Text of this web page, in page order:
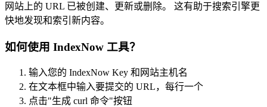
网站上的 URL 已被创建、更新或删除。 这有助于搜索引擎更
快地发现和索引新内容。
如何使用 IndexNow 工具？
输入您的 IndexNow Key 和网站主机名
在文本框中输入要提交的 URL，每行一个
点击"生成 curl 命令"按钮